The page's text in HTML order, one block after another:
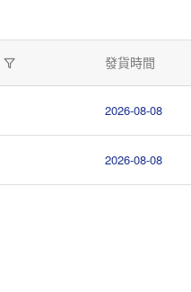
發貨時間
2026-08-08
2026-08-08